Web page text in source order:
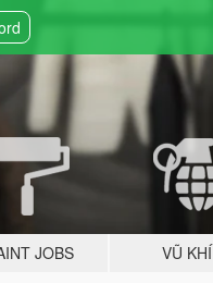
JOBS VŨ KHÍ